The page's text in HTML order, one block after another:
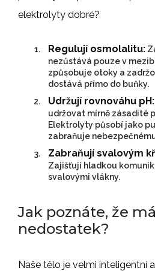
elektrolyty dobré?
Regulují osmolalitu:
nezůstává pouze v
způsobuje otoky a
dostává přímo do buňky.
Udržují rovnováhu
udržovat mírně zásadité
Elektrolyty působí jako
zabraňuje
Zabraňují svalovým
Zajišťují hladkou
svalovými vlákny.
Jak poznáte, že
nedostatek?
Naše tělo je velmi inteligentní